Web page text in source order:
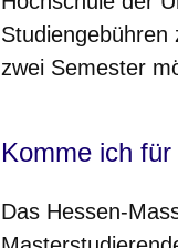
zwei Semester
Komme ich
Das Hessen-